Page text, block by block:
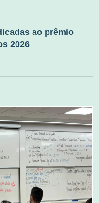
ao prêmio
2026